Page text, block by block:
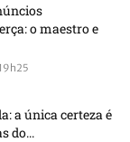
o maestro e
a única certeza é
do...